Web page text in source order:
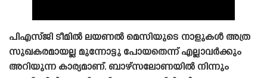
പിഎസ്‌ജി ടീമിൽ ലയണൽ മെസിയുടെ നാളുകൾ അത്ര
സുഖകരമായല്ല മുന്നോട്ടു പോയതെന്ന് എല്ലാവർക്കും
അറിയുന്ന കാര്യമാണ്. ബാഴ്‌സലോണയിൽ നിന്നും